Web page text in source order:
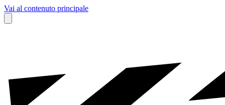
Vai al contenuto principale